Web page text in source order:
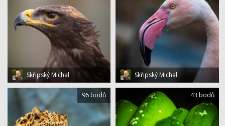
Skřipský Michal Skřipský Michal
96 bodů 43 bodů